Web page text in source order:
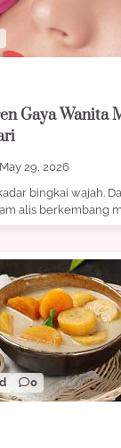
Gaya Wanita
May 29, 2026
bingkai wajah.
alis berkembang
0